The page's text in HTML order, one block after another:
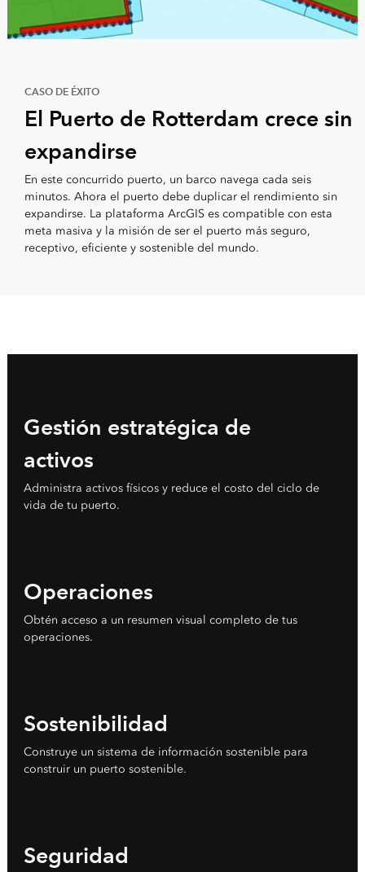
CASO DE ÉXITO
El Puerto de Rotterdam crece sin
expandirse
En este concurrido puerto, un barco navega cada seis
minutos. Ahora el puerto debe duplicar el rendimiento sin
expandirse. La plataforma ArcGIS es compatible con esta
meta masiva y la misión de ser el puerto más seguro,
receptivo, eficiente y sostenible del mundo.
Gestión estratégica de
activos
Administra activos físicos y reduce el costo del ciclo de
vida de tu puerto.
Operaciones
Obtén acceso a un resumen visual completo de tus
operaciones.
Sostenibilidad
Construye un sistema de información sostenible para
construir un puerto sostenible.
Seguridad